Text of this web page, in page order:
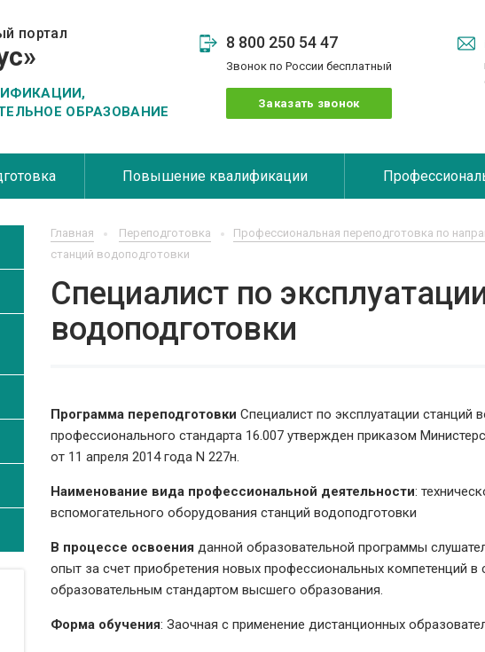
портал
ОБРАЗОВАНИЕ
8 800 250 54 47
Звонок по России бесплатный
Заказать звонок
Повышение квалификации
Главная Переподготовка Профессиональная переподготовка по
станций водоподготовки
Специалист по
водоподготовки
Программа переподготовки Специалист по эксплуатации станций
профессионального стандарта 16.007 утвержден приказом
от 11 апреля 2014 года N 227н.
Наименование вида профессиональной деятельности:
вспомогательного оборудования станций водоподготовки
В процессе освоения данной образовательной программы
опыт за счет приобретения новых профессиональных компетенций
образовательным стандартом высшего образования.
Форма обучения: Заочная с применение дистанционных